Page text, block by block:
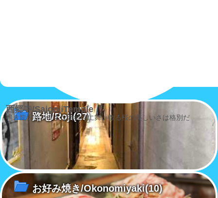
西郷寺/SaigojiTemple
鳴き龍天井で有名な西郷寺に舞い散る桜の美しいさは格別だ
路地/Roji(27)
お好み焼き/Okonomiyaki(10)